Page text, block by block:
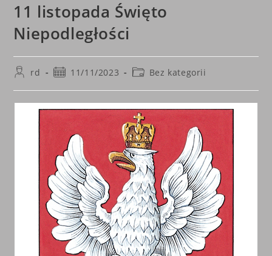
11 listopada Święto
Niepodległości
Postrd
Post11/11/2023
PostBez kategorii